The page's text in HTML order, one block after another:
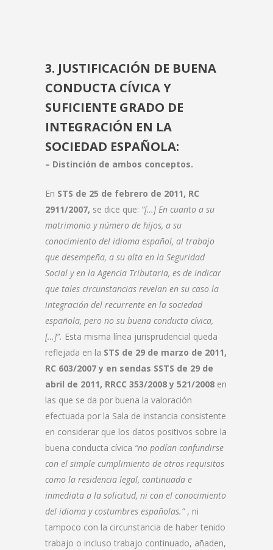
3. JUSTIFICACIÓN DE BUENA
CONDUCTA CÍVICA Y
SUFICIENTE GRADO DE
INTEGRACIÓN EN LA
SOCIEDAD ESPAÑOLA:
– Distinción de ambos conceptos.
En STS de 25 de febrero de 2011, RC
2911/2007, se dice que: “[…] En cuanto a su
matrimonio y número de hijos, a su
conocimiento del idioma español, al trabajo
que desempeña, a su alta en la Seguridad
Social y en la Agencia Tributaria, es de indicar
que tales circunstancias revelan en su caso la
integración del recurrente en la sociedad
española, pero no su buena conducta cívica,
[…]”. Esta misma línea jurisprudencial queda
reflejada en la STS de 29 de marzo de 2011,
RC 603/2007 y en sendas SSTS de 29 de
abril de 2011, RRCC 353/2008 y 521/2008 en
las que se da por buena la valoración
efectuada por la Sala de instancia consistente
en considerar que los datos positivos sobre la
buena conducta cívica “no podían confundirse
con el simple cumplimiento de otros requisitos
como la residencia legal, continuada e
inmediata a la solicitud, ni con el conocimiento
del idioma y costumbres españolas.” , ni
tampoco con la circunstancia de haber tenido
trabajo o incluso trabajo continuado, añaden,